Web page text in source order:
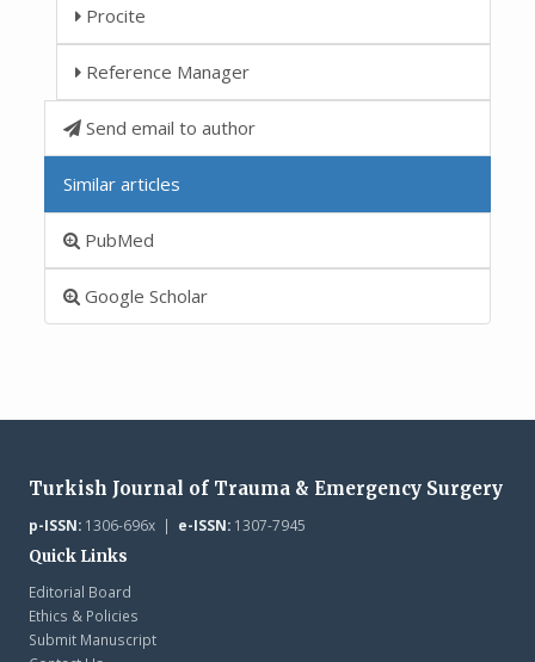
Procite
Reference Manager
Send email to author
Similar articles
PubMed
Google Scholar
Turkish Journal of Trauma & Emergency Surgery
p-ISSN:1306-696x | e-ISSN:1307-7945
Quick Links
Editorial Board
Ethics & Policies
Submit Manuscript